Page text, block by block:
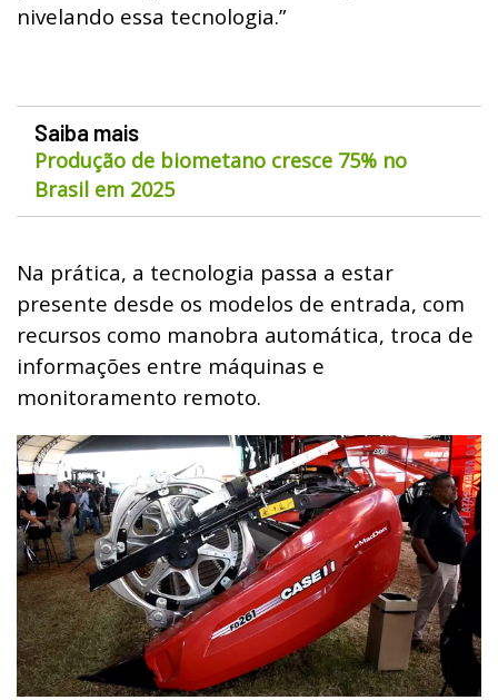
nivelando essa tecnologia.”
Saiba mais
Produção de biometano cresce 75% no
Brasil em 2025
Na prática, a tecnologia passa a estar
presente desde os modelos de entrada, com
recursos como manobra automática, troca de
informações entre máquinas e
monitoramento remoto.